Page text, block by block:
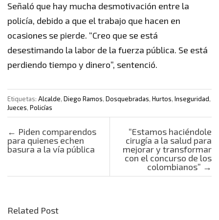
Señaló que hay mucha desmotivación entre la
policía, debido a que el trabajo que hacen en
ocasiones se pierde. “Creo que se está
desestimando la labor de la fuerza pública. Se está
perdiendo tiempo y dinero”, sentenció.
Etiquetas: Alcalde, Diego Ramos, Dosquebradas, Hurtos, Inseguridad,
Jueces, Policías
Post navigation
← Piden comparendos
para quienes echen
basura a la vía pública
“Estamos haciéndole
cirugía a la salud para
mejorar y transformar
con el concurso de los
colombianos” →
Related Post